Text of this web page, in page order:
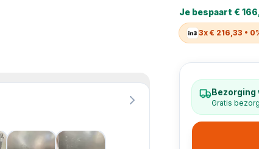
Je bespaart €
3x € 216,33 •
Bezorging
Gratis